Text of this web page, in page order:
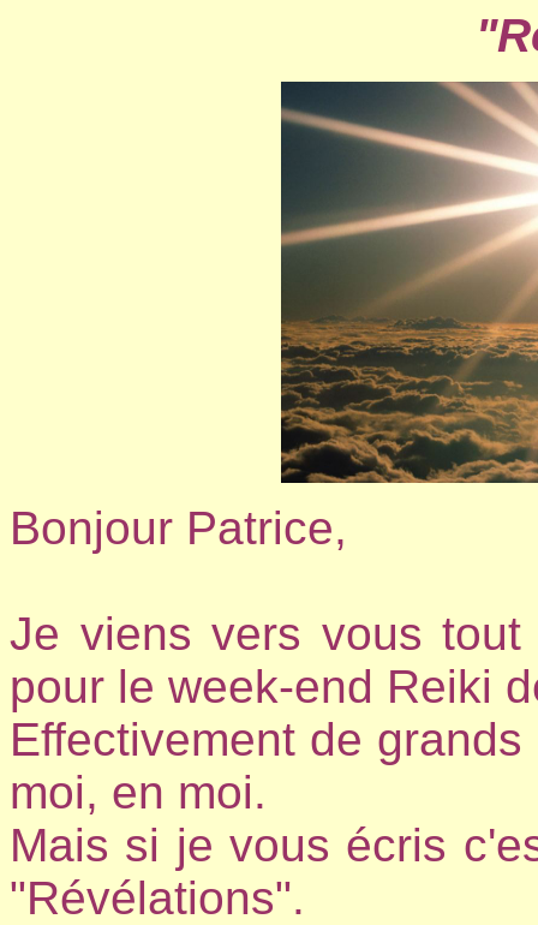
Bonjour Patrice,
Je viens vers vous
pour le week-end Reiki
Effectivement de
moi, en moi.
Mais si je vous écris
"Révélations".